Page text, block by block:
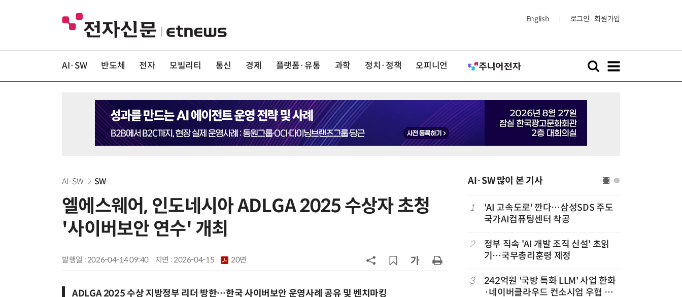
English 로그인 회원가입
AI·SW 반도체 전자 모빌리티 통신 경제 플랫폼·유통 과학 정치·정책 오피니언
AI·SW SW
엘에스웨어, 인도네시아 ADLGA 2025 수상자 초청
'사이버보안 연수' 개최
발행일 : 2026-04-14 09:40 지면 :2026-04-15 20면
ADLGA 2025 수상 지방정부 리더 방한…한국 사이버보안 운영사례 공유 및 벤치마킹
AI·SW 많이 본 기사
6
美 행정부, AI 모델 '해킹 등 사이버
원 구형 태양전지 IEC 국제표준 개발
과제 공식 승인
강 동력 꺼져간다
1
'AI 고속도로' 깐다…삼성SDS 주도
국가AI컴퓨팅센터 착공
2
정부 직속 'AI 개발 조직 신설' 초읽
기…국무총리훈령 제정
3
242억원 '국방 특화 LLM' 사업 한화
·네이버클라우드 컨소시엄 우협 선